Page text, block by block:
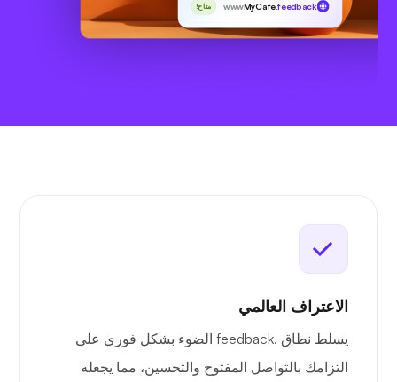
wwwMyCafe.feedback متاح!
الاعتراف العالمي
يسلط نطاق .feedback الضوء بشكل فوري على
التزامك بالتواصل المفتوح والتحسين، مما يجعله